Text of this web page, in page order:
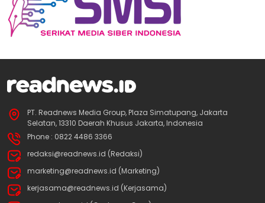
PT. Readnews Media Group, Plaza Simatupang, Jakarta
Selatan, 13310 Daerah Khusus Jakarta, Indonesia
Phone : 0822 4486 3366
redaksi@readnews.id (Redaksi)
marketing@readnews.id (Marketing)
kerjasama@readnews.id (Kerjasama)